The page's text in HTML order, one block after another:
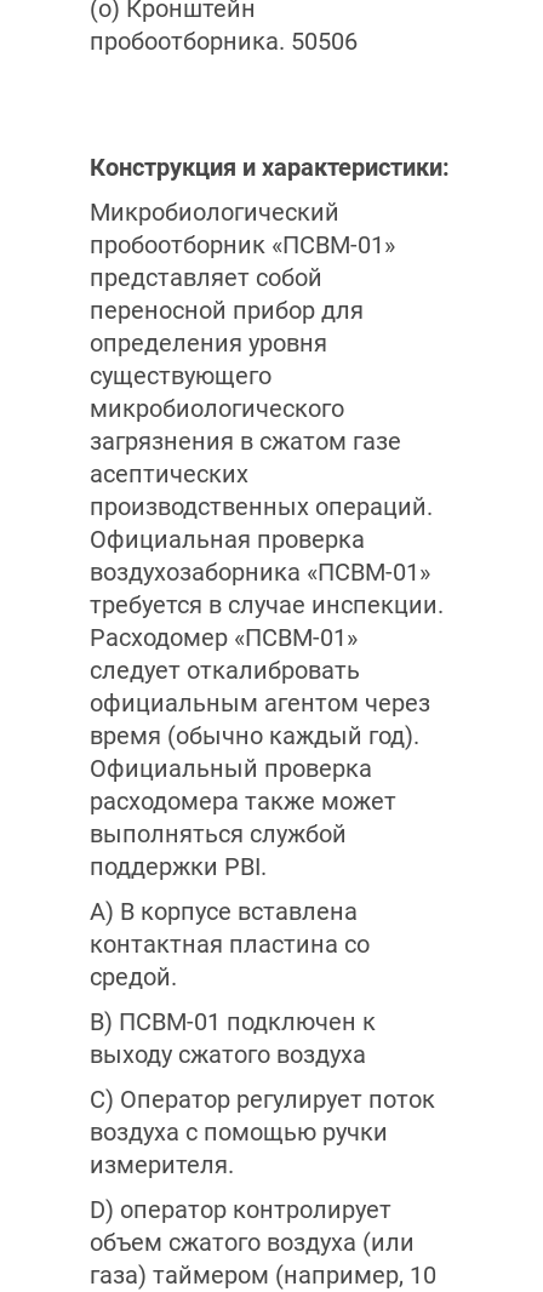
(o) Кронштейн
пробоотборника. 50506
Конструкция и характеристики:
Микробиологический
пробоотборник «ПСВМ-01»
представляет собой
переносной прибор для
определения уровня
существующего
микробиологического
загрязнения в сжатом газе
асептических
производственных операций.
Официальная проверка
воздухозаборника «ПСВМ-01»
требуется в случае инспекции.
Расходомер «ПСВМ-01»
следует откалибровать
официальным агентом через
время (обычно каждый год).
Официальный проверка
расходомера также может
выполняться службой
поддержки PBI.
A) В корпусе вставлена
контактная пластина со
средой.
B) ПСВМ-01 подключен к
выходу сжатого воздуха
C) Оператор регулирует поток
воздуха с помощью ручки
измерителя.
D) оператор контролирует
объем сжатого воздуха (или
газа) таймером (например, 10